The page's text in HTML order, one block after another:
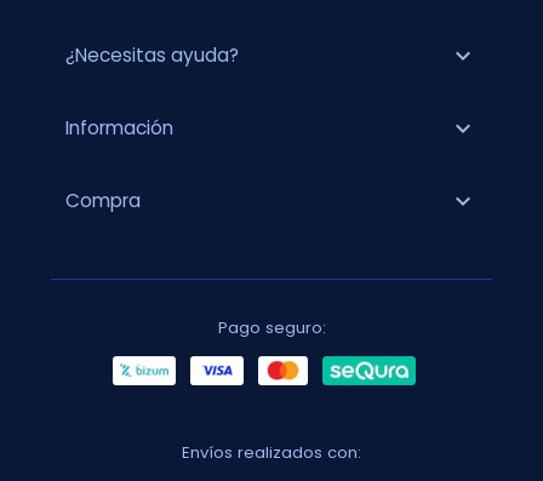
¿Necesitas ayuda? expand_more
Información expand_more
Compra expand_more
Pago seguro:
Envíos realizados con: